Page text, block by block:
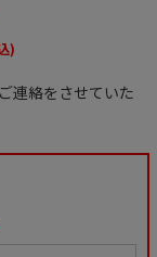
)
連絡をさせていた